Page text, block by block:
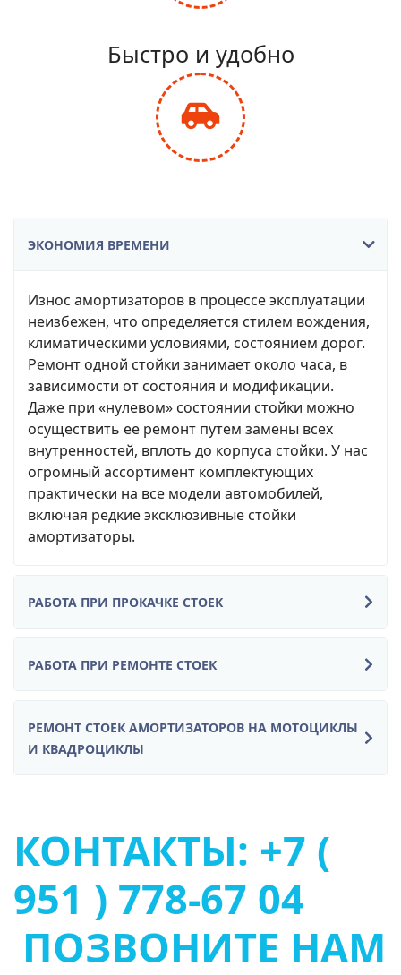
balance-
scale
Быстро и удобно
fas
fa-
ЭКОНОМИЯ ВРЕМЕНИ
Износ амортизаторов в процессе эксплуатации
неизбежен, что определяется стилем вождения,
климатическими условиями, состоянием дорог.
Ремонт одной стойки занимает около часа, в
зависимости от состояния и модификации.
Даже при «нулевом» состоянии стойки можно
осуществить ее ремонт путем замены всех
внутренностей, вплоть до корпуса стойки. У нас
огромный ассортимент комплектующих
практически на все модели автомобилей,
включая редкие эксклюзивные стойки
амортизаторы.
РАБОТА ПРИ ПРОКАЧКЕ СТОЕК
РАБОТА ПРИ РЕМОНТЕ СТОЕК
РЕМОНТ СТОЕК АМОРТИЗАТОРОВ НА МОТОЦИКЛЫ
И КВАДРОЦИКЛЫ
КОНТАКТЫ: +7 (
951 ) 778-67 04
ПОЗВОНИТЕ НАМ